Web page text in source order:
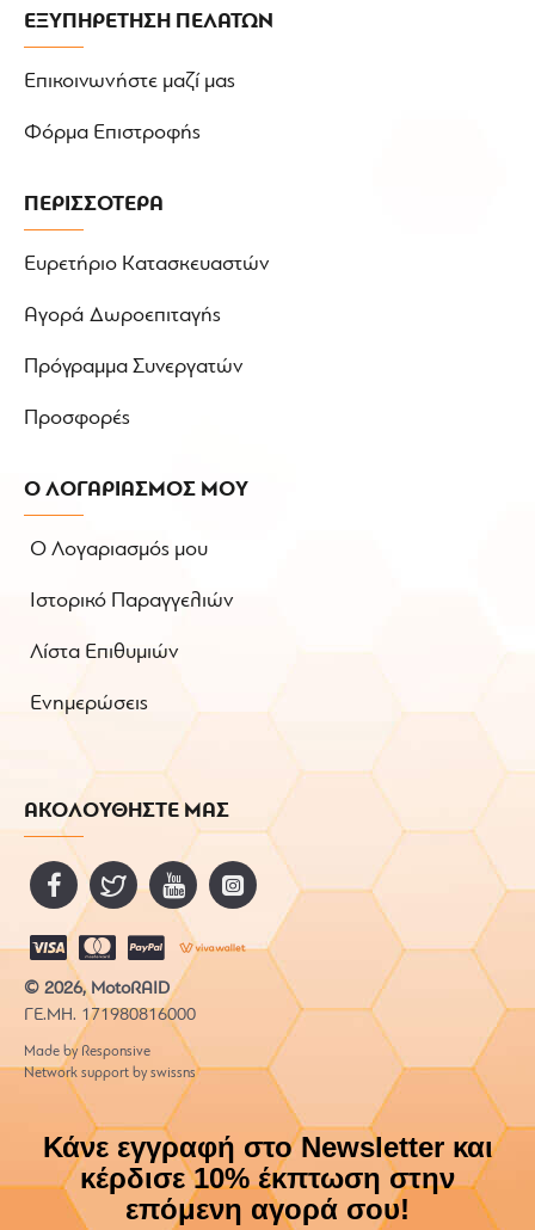
ΕΞΥΠΗΡΕΤΗΣΗ ΠΕΛΑΤΩΝ
Επικοινωνήστε μαζί μας
Φόρμα Επιστροφής
ΠΕΡΙΣΣΟΤΕΡΑ
Ευρετήριο Κατασκευαστών
Αγορά Δωροεπιταγής
Πρόγραμμα Συνεργατών
Προσφορές
Ο ΛΟΓΑΡΙΑΣΜΟΣ ΜΟΥ
Ο Λογαριασμός μου
Ιστορικό Παραγγελιών
Λίστα Επιθυμιών
Ενημερώσεις
ΑΚΟΛΟΥΘΗΣΤΕ ΜΑΣ
© 2026, MotoRAID
ΓΕ.ΜΗ. 171980816000
Made by Responsive
Network support by swissns
Κάνε εγγραφή στο Newsletter και
κέρδισε 10% έκπτωση στην
επόμενη αγορά σου!